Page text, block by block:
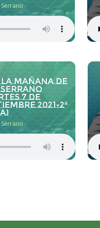
Serrano
Mañana de
Serrano
7 de
2021-2ª
Serrano